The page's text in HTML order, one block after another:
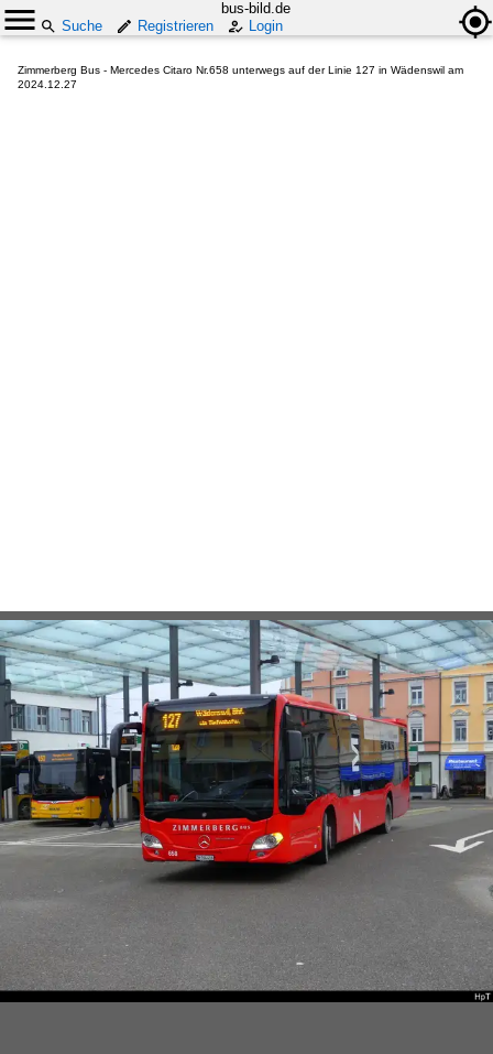
bus-bild.de
Suche
Registrieren Login
Zimmerberg Bus - Mercedes Citaro Nr.658 unterwegs auf der Linie 127 in Wädenswil am
2024.12.27